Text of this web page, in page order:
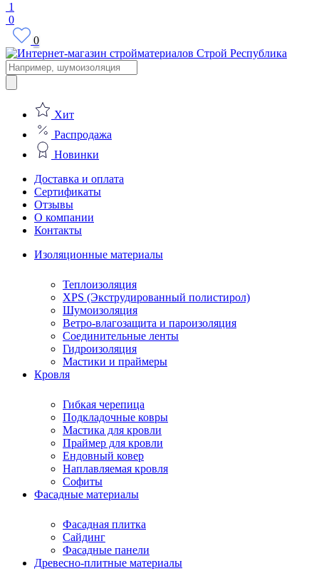
1
0
0
Поиск
товаров
Хит
Распродажа
Новинки
Доставка и оплата
Сертификаты
Отзывы
О компании
Контакты
Изоляционные материалы
Теплоизоляция
XPS (Экструдированный полистирол)
Шумоизоляция
Ветро-влагозащита и пароизоляция
Соединительные ленты
Гидроизоляция
Мастики и праймеры
Кровля
Гибкая черепица
Подкладочные ковры
Мастика для кровли
Праймер для кровли
Ендовный ковер
Наплавляемая кровля
Софиты
Фасадные материалы
Фасадная плитка
Сайдинг
Фасадные панели
Древесно-плитные материалы